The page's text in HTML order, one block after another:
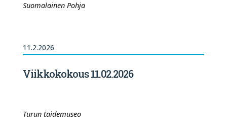
Suomalainen Pohja
11.2.2026
Viikkokokous 11.02.2026
Turun taidemuseo